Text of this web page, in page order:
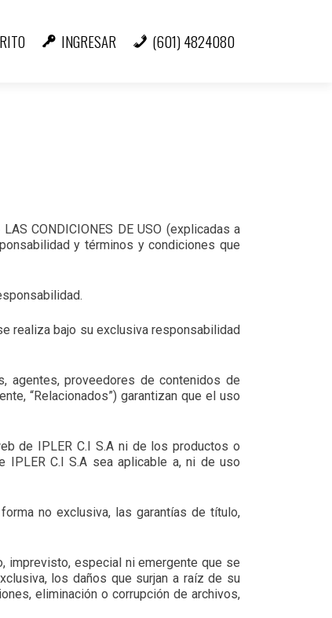
INGRESAR (601) 4824080
CONDICIONES DE USO (explicadas a
y términos y condiciones que
realiza bajo su exclusiva responsabilidad
agentes, proveedores de contenidos de
“Relacionados”) garantizan que el uso
de IPLER C.I S.A ni de los productos o
C.I S.A sea aplicable a, ni de uso
no exclusiva, las garantías de título,
imprevisto, especial ni emergente que se
los daños que surjan a raíz de su
eliminación o corrupción de archivos,